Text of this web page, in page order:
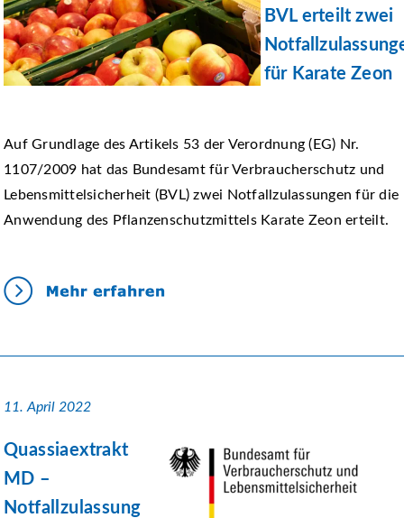
BVL erteilt zwei
für Karate Zeon
Auf Grundlage des Artikels 53 der Verordnung (EG) Nr.
1107/2009 hat das Bundesamt für Verbraucherschutz und
Lebensmittelsicherheit (BVL) zwei Notfallzulassungen für die
Anwendung des Pflanzenschutzmittels Karate Zeon erteilt.
11. April 2022
Quassiaextrakt
MD –
Notfallzulassung